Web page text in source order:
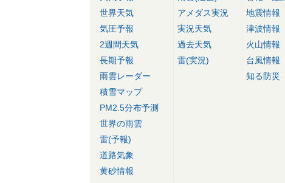
世界天気
気圧予報
2週間天気
長期予報
雨雲レーダー
積雪マップ
PM2.5分布予測
世界の雨雲
雷(予報)
道路気象
黄砂情報
アメダス実況
実況天気
過去天気
雷(実況)
地震情報
津波情報
火山情報
台風情報
知る防災